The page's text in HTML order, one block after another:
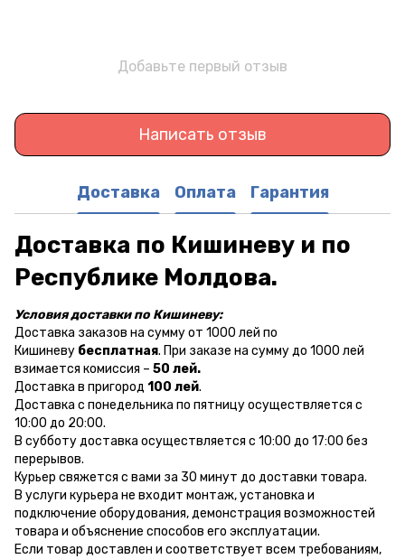
Добавьте первый отзыв
Написать отзыв
Доставка Оплата Гарантия
Доставка по Кишиневу и по
Республике Молдова.
Условия доставки по Кишиневу:
Доставка заказов на сумму от 1000 лей по
Кишиневу бесплатная. При заказе на сумму до 1000 лей
взимается комиссия – 50 лей.
Доставка в пригород 100 лей.
Доставка с понедельника по пятницу осуществляется с
10:00 до 20:00.
В субботу доставка осуществляется с 10:00 до 17:00 без
перерывов.
Курьер свяжется с вами за 30 минут до доставки товара.
В услуги курьера не входит монтаж, установка и
подключение оборудования, демонстрация возможностей
товара и объяснение способов его эксплуатации.
Если товар доставлен и соответствует всем требованиям,